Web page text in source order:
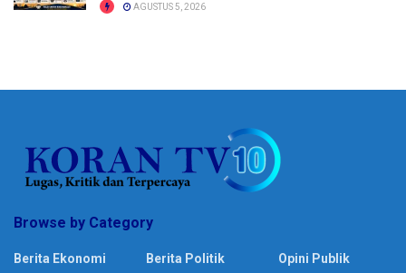
AGUSTUS 5, 2026
Browse by Category
Berita Ekonomi
Berita Politik
Opini Publik